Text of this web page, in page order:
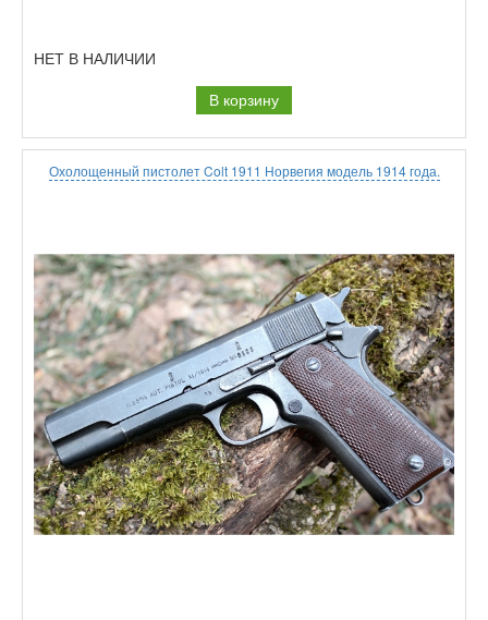
НЕТ В НАЛИЧИИ
В корзину
Охолощенный пистолет Colt 1911 Норвегия модель 1914 года.